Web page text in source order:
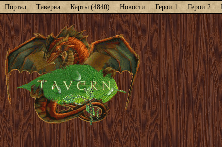
Портал Таверна Карты (4840) Новости Герои 1 Герои 2